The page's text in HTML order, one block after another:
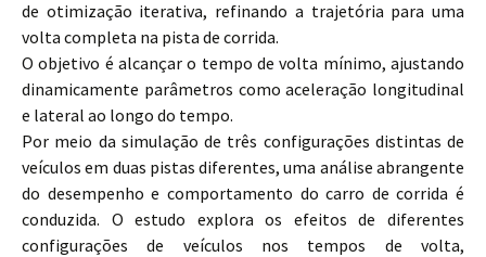
de otimização iterativa, refinando a trajetória para uma
volta completa na pista de corrida.
O objetivo é alcançar o tempo de volta mínimo, ajustando
dinamicamente parâmetros como aceleração longitudinal
e lateral ao longo do tempo.
Por meio da simulação de três configurações distintas de
veículos em duas pistas diferentes, uma análise abrangente
do desempenho e comportamento do carro de corrida é
conduzida. O estudo explora os efeitos de diferentes
configurações de veículos nos tempos de volta,